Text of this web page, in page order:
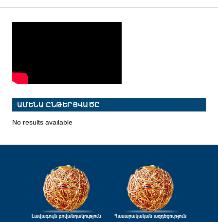
ԱՄԵՆԱ ԸՆԹԵՐՑՎԱԾԸ
No results available